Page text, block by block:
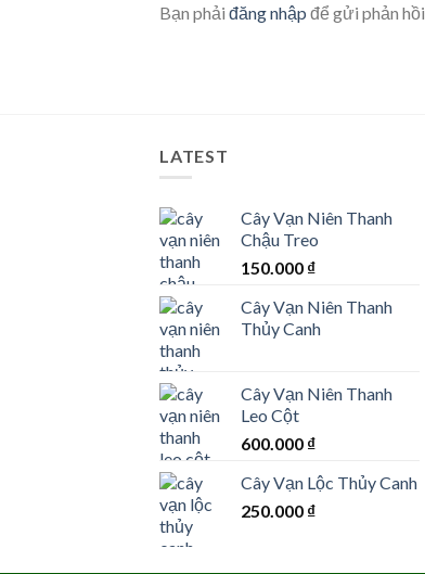
Bạn phải đăng nhập để gửi phản hồi.
LATEST
Cây Vạn Niên Thanh
Chậu Treo
150.000 ₫
Cây Vạn Niên Thanh
Thủy Canh
Cây Vạn Niên Thanh
Leo Cột
600.000 ₫
Cây Vạn Lộc Thủy Canh
250.000 ₫